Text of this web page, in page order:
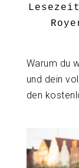
Warum du
und dein
den